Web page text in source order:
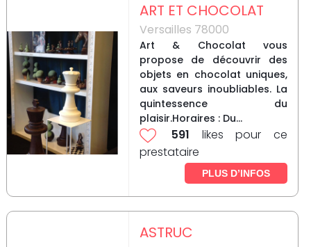
ART ET CHOCOLAT
Versailles 78000
Art & Chocolat vous
propose de découvrir des
objets en chocolat uniques,
aux saveurs inoubliables. La
quintessence du
plaisir.Horaires : Du...
591 likes pour ce
prestataire
PLUS D’INFOS
ASTRUC